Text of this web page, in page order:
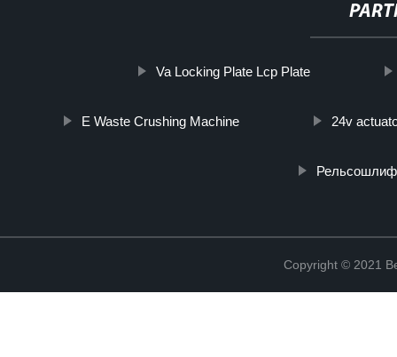
Va Locking Plate Lcp Plate
E Waste Crushing Machine 24v
Copyright © 2021